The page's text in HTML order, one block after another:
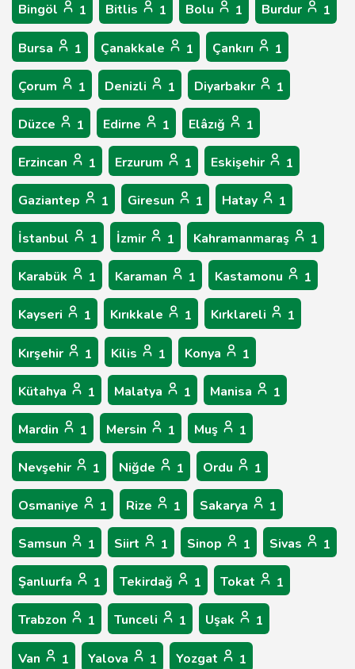
Bingöl 1 Bitlis 1 Bolu 1 Burdur 1
Bursa 1 Çanakkale 1 Çankırı 1
Çorum 1 Denizli 1 Diyarbakır 1
Düzce 1 Edirne 1 Elâzığ 1
Erzincan 1 Erzurum 1 Eskişehir 1
Gaziantep 1 Giresun 1 Hatay 1
İstanbul 1 İzmir 1 Kahramanmaraş 1
Karabük 1 Karaman 1 Kastamonu 1
Kayseri 1 Kırıkkale 1 Kırklareli 1
Kırşehir 1 Kilis 1 Konya 1
Kütahya 1 Malatya 1 Manisa 1
Mardin 1 Mersin 1 Muş 1
Nevşehir 1 Niğde 1 Ordu 1
Osmaniye 1 Rize 1 Sakarya 1
Samsun 1 Siirt 1 Sinop 1 Sivas 1
Şanlıurfa 1 Tekirdağ 1 Tokat 1
Trabzon 1 Tunceli 1 Uşak 1
Van 1 Yalova 1 Yozgat 1